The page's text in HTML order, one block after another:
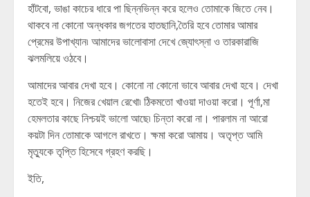
হাঁটবো, ভাঙা কাচের ধারে পা ছিন্নভিন্ন করে হলেও তোমাকে জিতে নেব।
থাকবে না কোনো অন্ধকার জগতের হাতছানি,তৈরি হবে তোমার আমার
প্রেমের উপাখ্যান৷ আমাদের ভালোবাসা দেখে জ্যোৎস্না ও তারকারাজি
ঝলমলিয়ে ওঠবে।
আমাদের আবার দেখা হবে। কোনো না কোনো ভাবে আবার দেখা হবে। দেখা
হতেই হবে। নিজের খেয়াল রেখো৷ ঠিকমতো খাওয়া দাওয়া করো। পূর্ণা,মা
হেমলতার কাছে নিশ্চয়ই ভালো আছে৷ চিন্তা করো না। পারলাম না আরো
কয়টা দিন তোমাকে আগলে রাখতে। ক্ষমা করো আমায়। অতৃপ্ত আমি
মৃত্যুকে তৃপ্তি হিসেবে গ্রহণ করছি।
ইতি,